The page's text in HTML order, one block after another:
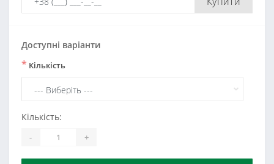
Доступні варіанти
* Кількість
Кількість:
- +